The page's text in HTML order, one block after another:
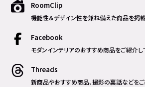
RoomClip
機能性＆デザイン性を兼ね備えた商品を掲載
Facebook
モダンインテリアのおすすめ商品をご紹介し
Threads
新商品やおすすめ商品、撮影の裏話などをご